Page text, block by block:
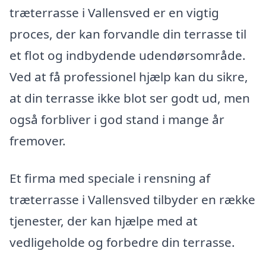
træterrasse i Vallensved er en vigtig
proces, der kan forvandle din terrasse til
et flot og indbydende udendørsområde.
Ved at få professionel hjælp kan du sikre,
at din terrasse ikke blot ser godt ud, men
også forbliver i god stand i mange år
fremover.
Et firma med speciale i rensning af
træterrasse i Vallensved tilbyder en række
tjenester, der kan hjælpe med at
vedligeholde og forbedre din terrasse.